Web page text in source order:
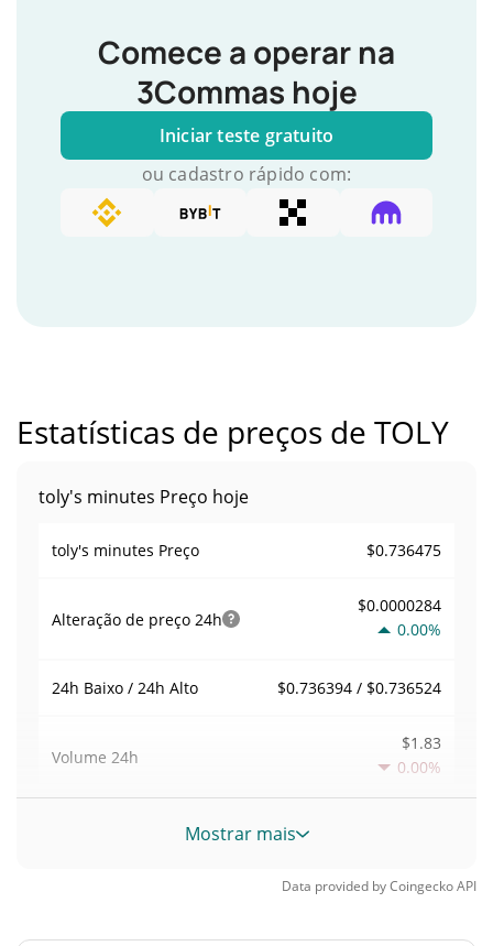
Comece a operar na
3Commas hoje
Iniciar teste gratuito
ou cadastro rápido com:
Estatísticas de preços de TOLY
toly's minutes Preço hoje
toly's minutes Preço $0.736475
Alteração de preço 24h
$0.0000284
0.00%
24h Baixo / 24h Alto $0.736394 / $0.736524
Volume 24h
$1.83
0.00%
Volume / Limite deMostrar mais
Data provided byCoingeckoAPI